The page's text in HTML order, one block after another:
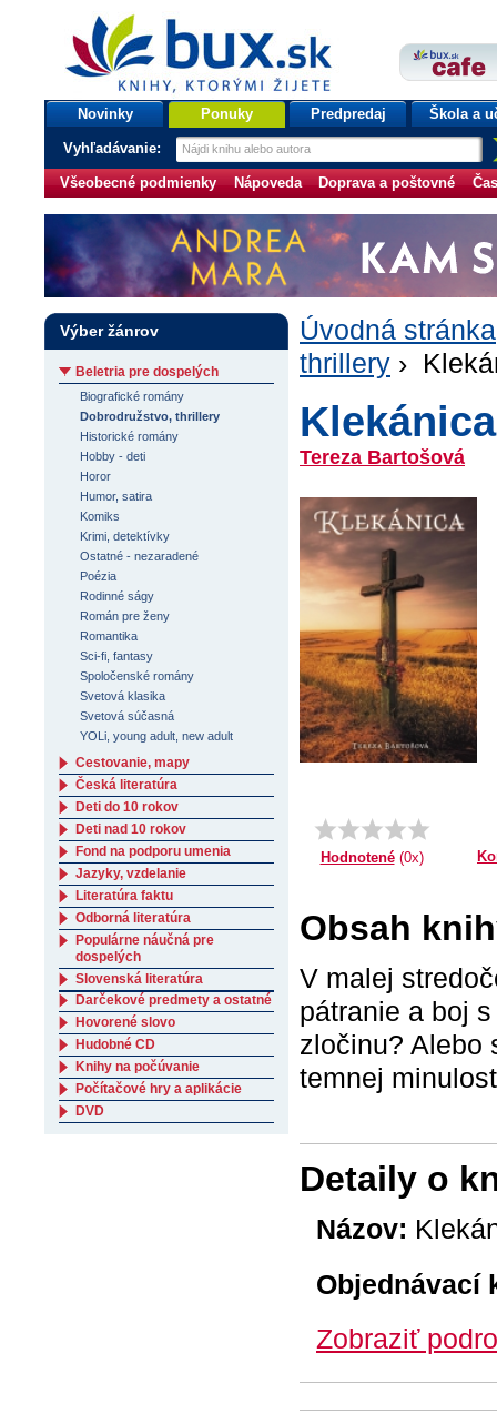
bux.sk
knihy, ktorými žijete
Úvodná stránka
Novinky Ponuky Predpredaj Škola a
Vyhľadávanie:
Všeobecné podmienky Nápoveda Doprava a poštovné
Úvodná stránka
thrillery ›
Klekánica
Tereza Bartošová
Hodnotené(0x)
Obsah
V malej
pátranie a boj
zločinu? Alebo
temnej
Detaily o
Názov:
Objednávací
Zobraziť
Výber žánrov
Beletria pre dospelých
Biografické romány
Dobrodružstvo, thrillery
Historické romány
Hobby - deti
Horor
Humor, satira
Komiks
Krimi, detektívky
Ostatné - nezaradené
Poézia
Rodinné ságy
Román pre ženy
Romantika
Sci-fi, fantasy
Spoločenské romány
Svetová klasika
Svetová súčasná
YOLi, young adult, new adult
Cestovanie, mapy
Česká literatúra
Deti do 10 rokov
Deti nad 10 rokov
Fond na podporu umenia
Jazyky, vzdelanie
Literatúra faktu
Odborná literatúra
Populárne náučná pre
dospelých
Slovenská literatúra
Darčekové predmety a ostatné
Hovorené slovo
Hudobné CD
Knihy na počúvanie
Počítačové hry a aplikácie
DVD